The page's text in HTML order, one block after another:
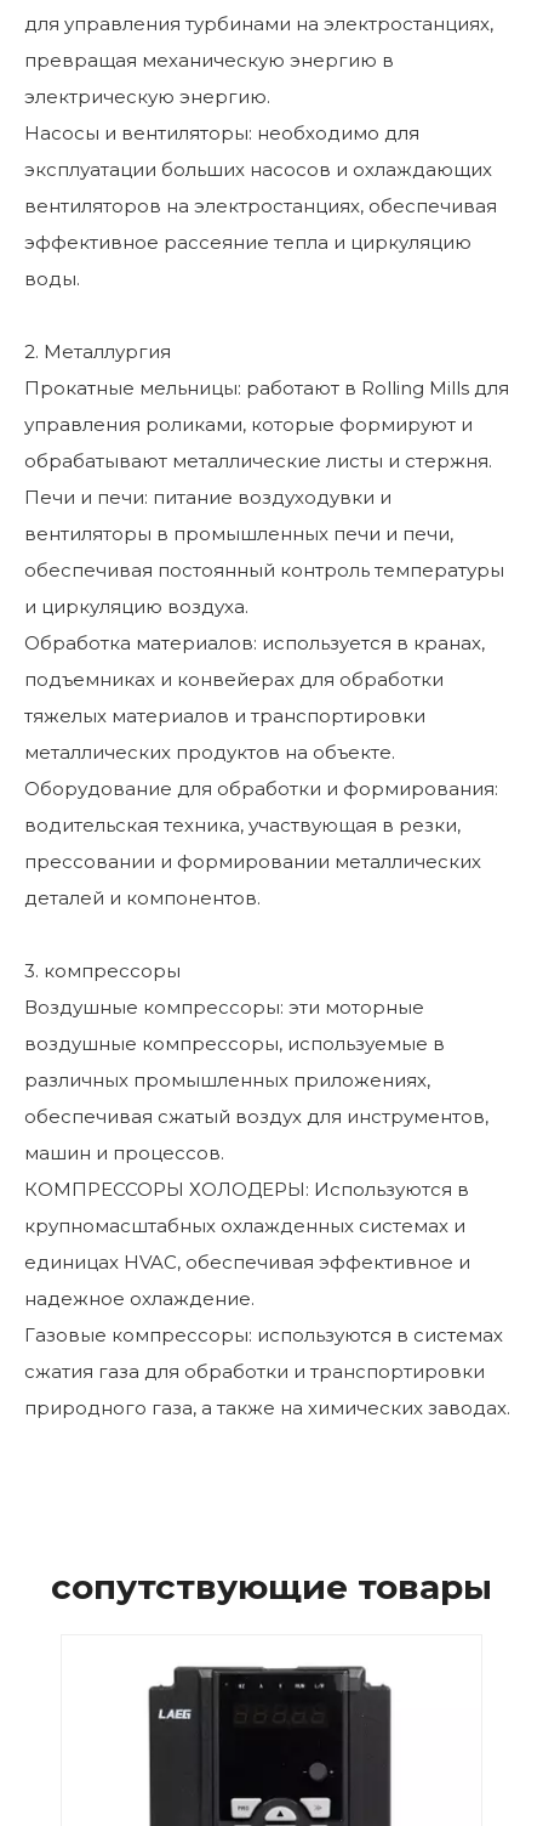
для управления турбинами на электростанциях,
превращая механическую энергию в
электрическую энергию.
Насосы и вентиляторы: необходимо для
эксплуатации больших насосов и охлаждающих
вентиляторов на электростанциях, обеспечивая
эффективное рассеяние тепла и циркуляцию
воды.
2. Металлургия
Прокатные мельницы: работают в Rolling Mills для
управления роликами, которые формируют и
обрабатывают металлические листы и стержня.
Печи и печи: питание воздуходувки и
вентиляторы в промышленных печи и печи,
обеспечивая постоянный контроль температуры
и циркуляцию воздуха.
Обработка материалов: используется в кранах,
подъемниках и конвейерах для обработки
тяжелых материалов и транспортировки
металлических продуктов на объекте.
Оборудование для обработки и формирования:
водительская техника, участвующая в резки,
прессовании и формировании металлических
деталей и компонентов.
3. компрессоры
Воздушные компрессоры: эти моторные
воздушные компрессоры, используемые в
различных промышленных приложениях,
обеспечивая сжатый воздух для инструментов,
машин и процессов.
КОМПРЕССОРЫ ХОЛОДЕРЫ: Используются в
крупномасштабных охлажденных системах и
единицах HVAC, обеспечивая эффективное и
надежное охлаждение.
Газовые компрессоры: используются в системах
сжатия газа для обработки и транспортировки
природного газа, а также на химических заводах.
сопутствующие товары